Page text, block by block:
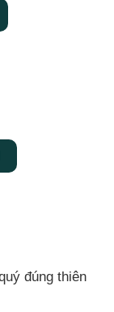
đúng thiên